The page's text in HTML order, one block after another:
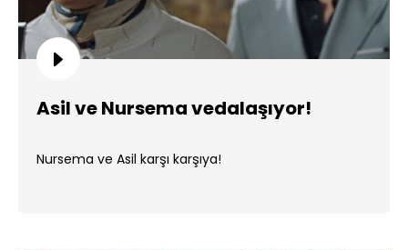
Asil ve Nursema vedalaşıyor!
Nursema ve Asil karşı karşıya!